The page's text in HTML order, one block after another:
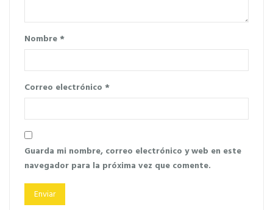
Nombre*
Correo electrónico *
Guarda mi nombre, correo electrónico y web en este
navegador para la próxima vez que comente.